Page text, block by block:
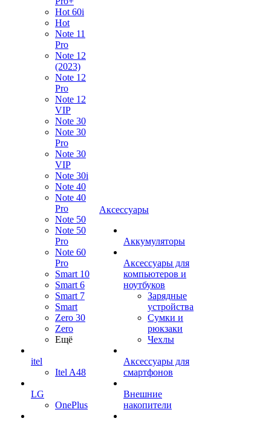
Hot 60i
Hot
Note 11
Pro
Note 12
(2023)
Note 12
Pro
Note 12
VIP
Note 30
Note 30
Pro
Note 30
VIP
Note 30i
Note 40
Note 40
Pro
Note 50
Note 50
Pro
Note 60
Pro
Smart 10
Smart 6
Smart 7
Smart
Zero 30
Zero
Ещё
itel
Itel A48
LG
OnePlus
Аксессуары
Аккумуляторы
Аксессуары для
компьютеров и
ноутбуков
Зарядные
устройства
Сумки и
рюкзаки
Чехлы
Аксессуары для
смартфонов
Внешние
накопители